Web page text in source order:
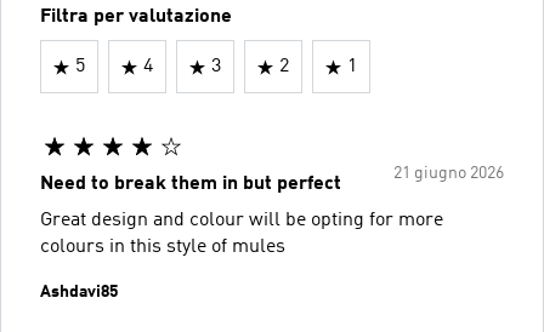
Filtra per valutazione
5 4 3 2 1
21 giugno 2026
Need to break them in but perfect
Great design and colour will be opting for more
colours in this style of mules
Ashdavi85